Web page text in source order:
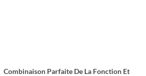
Combinaison Parfaite De La Fonction Et